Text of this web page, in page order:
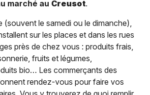
marché au Creusot.
(souvent le samedi ou le dimanche),
sur les places et dans les rues
près de chez vous : produits frais,
fruits et légumes,
bio… Les commerçants des
rendez-vous pour faire vos